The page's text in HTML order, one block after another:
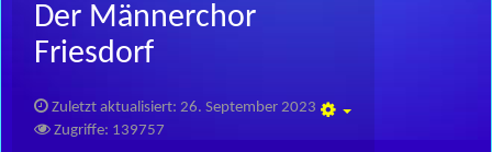
Der Männerchor
Friesdorf
Zuletzt aktualisiert: 26. September 2023
Zugriffe: 139757